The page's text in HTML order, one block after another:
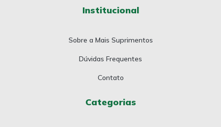
Institucional
Sobre a Mais Suprimentos
Dúvidas Frequentes
Contato
Categorias